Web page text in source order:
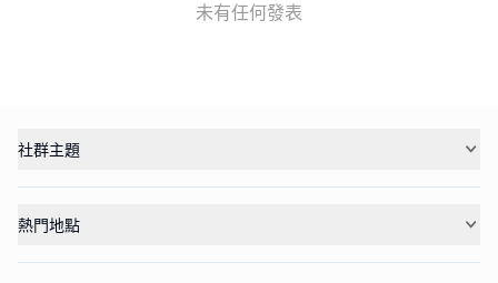
未有任何發表
社群主題
熱門地點